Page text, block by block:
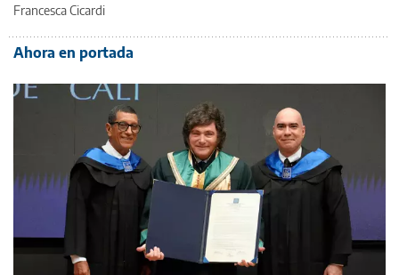
Francesca Cicardi
Ahora en portada